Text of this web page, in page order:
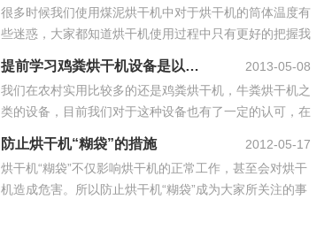
很多时候我们使用煤泥烘干机中对于烘干机的筒体温度有
些迷惑，大家都知道烘干机使用过程中只有更好的把握我
温度调控来进行一定的烘干的，如果我们调节不好的
话，...
提前学习鸡粪烘干机设备是以后发展的前提准备
2013-05-08
我们在农村实用比较多的还是鸡粪烘干机，牛粪烘干机之
类的设备，目前我们对于这种设备也有了一定的认可，在
生产过程中为什么需要使用鸡粪烘干机，牛粪烘干机
那，...
防止烘干机“糊袋”的措施
2012-05-17
烘干机“糊袋”不仅影响烘干机的正常工作，甚至会对烘干
机造成危害。所以防止烘干机“糊袋”成为大家所关注的事